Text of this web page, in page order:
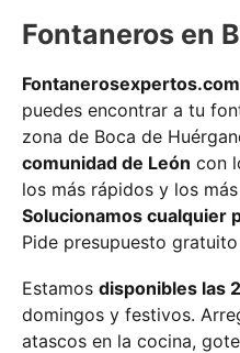
Fontaneros en
Fontanerosexpertos.com
puedes encontrar a tu
zona de Boca de
comunidad de León con
los más rápidos y los
Solucionamos cualquier
Pide presupuesto
Estamos disponibles las
domingos y festivos.
atascos en la cocina,